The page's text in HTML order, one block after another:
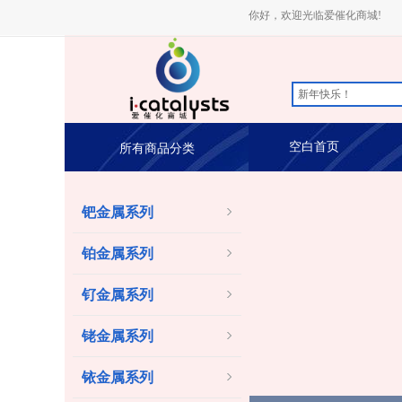
你好，欢迎光临爱催化商城!
空白首页
所有商品分类
钯金属系列
铂金属系列
钌金属系列
铑金属系列
铱金属系列